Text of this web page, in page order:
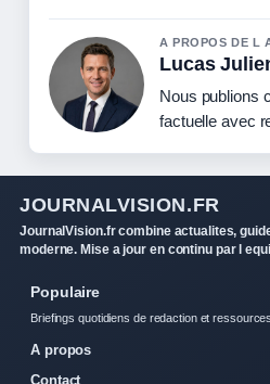
A PROPOS DE L
Lucas
Nous publions
factuelle avec
JOURNALVISION.FR
JournalVision.fr combine actualites,
moderne. Mise a jour en continu par l
Populaire
Briefings quotidiens de redaction et
A propos
Contact